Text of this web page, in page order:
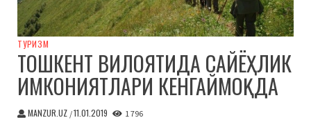
ТУРИЗМ
ТОШКЕНТ ВИЛОЯТИДА САЙЁҲЛИК
ИМКОНИЯТЛАРИ КЕНГАЙМОҚДА
MANZUR.UZ /11.01.2019 1 796